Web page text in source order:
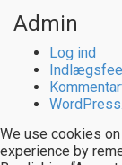
Admin
Log ind
We use cookies
experience by